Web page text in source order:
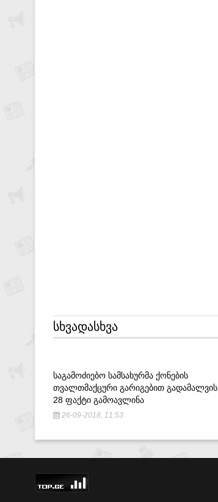
ᲡᲮᲕᲐᲓᲐᲡᲮᲕᲐ
ᲡᲐᲒᲐᲛᲝᲫᲘᲔᲑᲝ ᲡᲐᲛᲡᲐᲮᲣᲠᲛᲐ ᲥᲝᲜᲔᲑᲘᲡ
ᲗᲕᲐᲚᲗᲛᲐᲥᲪᲣᲠᲘ ᲒᲐᲠᲘᲒᲔᲑᲘᲗ ᲒᲐᲓᲐᲛᲐᲚᲕᲘᲡ
28 ᲤᲐᲥᲢᲘ ᲒᲐᲛᲝᲐᲕᲚᲘᲜᲐ
26-09-2018, 11:53